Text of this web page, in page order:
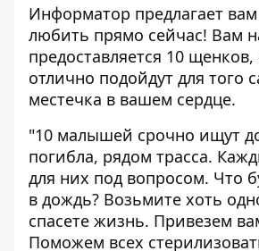
Информатор предлагает
любить прямо сейчас! Вам
предоставляется 10
отлично подойдут для того
местечка в вашем сердце.
"10 малышей срочно ищут
погибла, рядом трасса.
для них под вопросом. Что
в дождь? Возьмите хоть
спасете жизнь. Привезем
Поможем всех